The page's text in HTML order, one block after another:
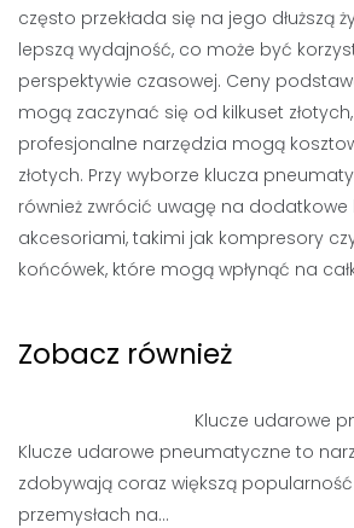
często przekłada się na jego dłuższą
lepszą wydajność, co może być
perspektywie czasowej. Ceny
mogą zaczynać się od kilkuset
profesjonalne narzędzia mogą
złotych. Przy wyborze klucza
również zwrócić uwagę na dodatkowe
akcesoriami, takimi jak kompresory
końcówek, które mogą wpłynąć na
Zobacz również
Klucze udarowe
Klucze udarowe pneumatyczne to
zdobywają coraz większą
przemysłach na…